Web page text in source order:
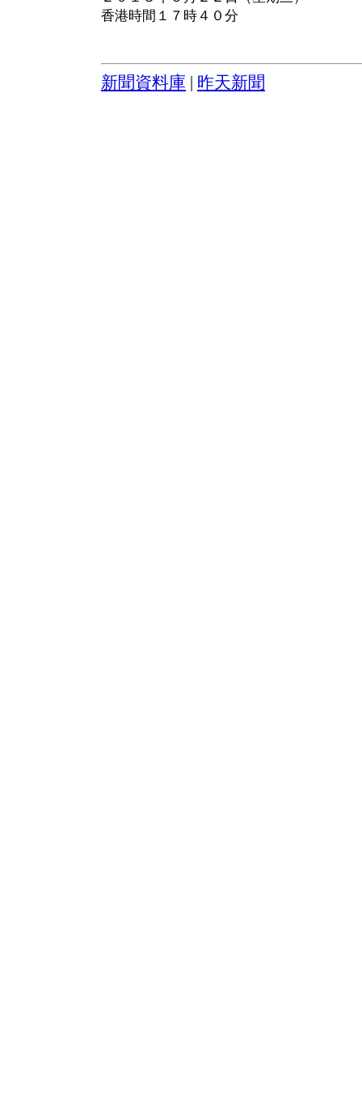
香港時間１７時４０分
新聞資料庫 昨天新聞